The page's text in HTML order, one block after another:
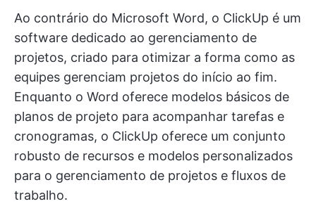
Ao contrário do Microsoft Word, o ClickUp é um
software dedicado ao gerenciamento de
projetos, criado para otimizar a forma como as
equipes gerenciam projetos do início ao fim.
Enquanto o Word oferece modelos básicos de
planos de projeto para acompanhar tarefas e
cronogramas, o ClickUp oferece um conjunto
robusto de recursos e modelos personalizados
para o gerenciamento de projetos e fluxos de
trabalho.